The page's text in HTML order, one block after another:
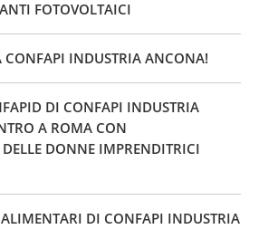
FOTOVOLTAICI
CONFAPI INDUSTRIA ANCONA!
DI CONFAPI INDUSTRIA
A ROMA CON
DONNE IMPRENDITRICI
DI CONFAPI INDUSTRIA